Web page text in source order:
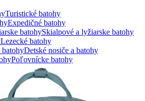
Turistické batohy
Expedičné batohy
Skialpové a lyžiarske batohy
Lezecké batohy
Detské nosiče a batohy
Poľovnícke batohy